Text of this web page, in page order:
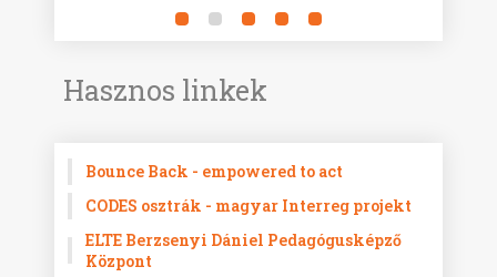
Hasznos linkek
Bounce Back - empowered to act
CODES osztrák - magyar Interreg projekt
ELTE Berzsenyi Dániel Pedagógusképző
Központ